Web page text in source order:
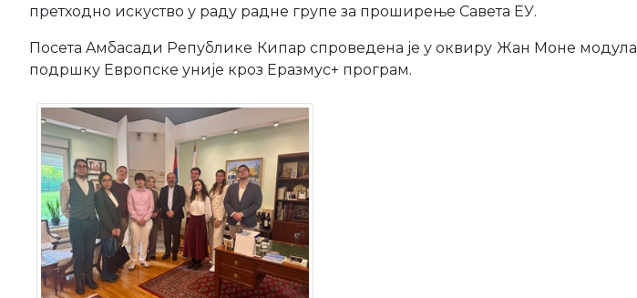
претходно искуство у раду радне групе за проширење Савета ЕУ.
Посета Aмбасади Републике Кипар спроведена је у оквиру Жан Моне модула
подршку Европске уније кроз Еразмус+ програм.